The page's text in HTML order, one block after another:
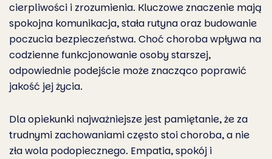
cierpliwości i zrozumienia. Kluczowe znaczenie mają
spokojna komunikacja, stała rutyna oraz budowanie
poczucia bezpieczeństwa. Choć choroba wpływa na
codzienne funkcjonowanie osoby starszej,
odpowiednie podejście może znacząco poprawić
jakość jej życia.
Dla opiekunki najważniejsze jest pamiętanie, że za
trudnymi zachowaniami często stoi choroba, a nie
zła wola podopiecznego. Empatia, spokój i